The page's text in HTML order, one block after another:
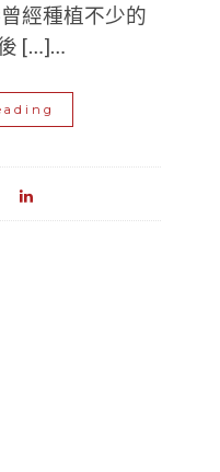
經種植不少的
[…]…